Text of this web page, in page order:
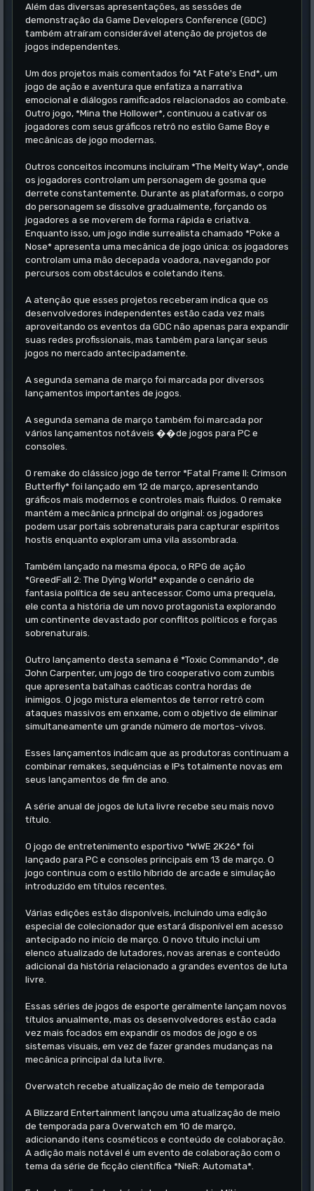
Além das diversas apresentações, as sessões de
demonstração da Game Developers Conference (GDC)
também atraíram considerável atenção de projetos de
jogos independentes.
Um dos projetos mais comentados foi *At Fate's End*, um
jogo de ação e aventura que enfatiza a narrativa
emocional e diálogos ramificados relacionados ao combate.
Outro jogo, *Mina the Hollower*, continuou a cativar os
jogadores com seus gráficos retrô no estilo Game Boy e
mecânicas de jogo modernas.
Outros conceitos incomuns incluíram *The Melty Way*, onde
os jogadores controlam um personagem de gosma que
derrete constantemente. Durante as plataformas, o corpo
do personagem se dissolve gradualmente, forçando os
jogadores a se moverem de forma rápida e criativa.
Enquanto isso, um jogo indie surrealista chamado *Poke a
Nose* apresenta uma mecânica de jogo única: os jogadores
controlam uma mão decepada voadora, navegando por
percursos com obstáculos e coletando itens.
A atenção que esses projetos receberam indica que os
desenvolvedores independentes estão cada vez mais
aproveitando os eventos da GDC não apenas para expandir
suas redes profissionais, mas também para lançar seus
jogos no mercado antecipadamente.
A segunda semana de março foi marcada por diversos
lançamentos importantes de jogos.
A segunda semana de março também foi marcada por
vários lançamentos notáveis ��de jogos para PC e
consoles.
O remake do clássico jogo de terror *Fatal Frame II: Crimson
Butterfly* foi lançado em 12 de março, apresentando
gráficos mais modernos e controles mais fluidos. O remake
mantém a mecânica principal do original: os jogadores
podem usar portais sobrenaturais para capturar espíritos
hostis enquanto exploram uma vila assombrada.
Também lançado na mesma época, o RPG de ação
*GreedFall 2: The Dying World* expande o cenário de
fantasia política de seu antecessor. Como uma prequela,
ele conta a história de um novo protagonista explorando
um continente devastado por conflitos políticos e forças
sobrenaturais.
Outro lançamento desta semana é *Toxic Commando*, de
John Carpenter, um jogo de tiro cooperativo com zumbis
que apresenta batalhas caóticas contra hordas de
inimigos. O jogo mistura elementos de terror retrô com
ataques massivos em enxame, com o objetivo de eliminar
simultaneamente um grande número de mortos-vivos.
Esses lançamentos indicam que as produtoras continuam a
combinar remakes, sequências e IPs totalmente novas em
seus lançamentos de fim de ano.
A série anual de jogos de luta livre recebe seu mais novo
título.
O jogo de entretenimento esportivo *WWE 2K26* foi
lançado para PC e consoles principais em 13 de março. O
jogo continua com o estilo híbrido de arcade e simulação
introduzido em títulos recentes.
Várias edições estão disponíveis, incluindo uma edição
especial de colecionador que estará disponível em acesso
antecipado no início de março. O novo título inclui um
elenco atualizado de lutadores, novas arenas e conteúdo
adicional da história relacionado a grandes eventos de luta
livre.
Essas séries de jogos de esporte geralmente lançam novos
títulos anualmente, mas os desenvolvedores estão cada
vez mais focados em expandir os modos de jogo e os
sistemas visuais, em vez de fazer grandes mudanças na
mecânica principal da luta livre.
Overwatch recebe atualização de meio de temporada
A Blizzard Entertainment lançou uma atualização de meio
de temporada para Overwatch em 10 de março,
adicionando itens cosméticos e conteúdo de colaboração.
A adição mais notável é um evento de colaboração com o
tema da série de ficção científica *NieR: Automata*.